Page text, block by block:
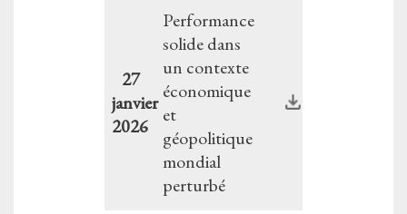
27
janvier
2026
Performance
solide dans
un contexte
économique
et
géopolitique
mondial
perturbé